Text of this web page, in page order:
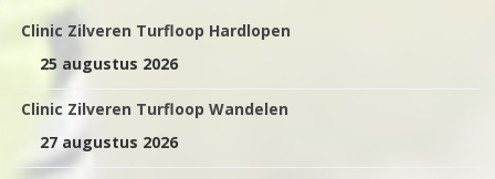
Clinic Zilveren Turfloop Hardlopen
25 augustus 2026
Clinic Zilveren Turfloop Wandelen
27 augustus 2026